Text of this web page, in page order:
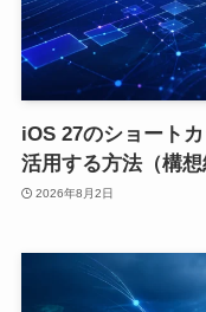
iOS 27のショート
活用する方法（構想
2026年8月2日